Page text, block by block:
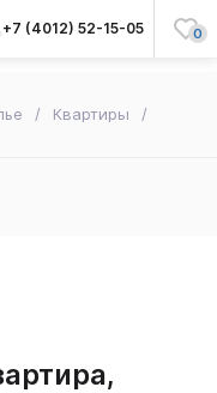
+7 (4012) 52-15-05 0
Квартиры